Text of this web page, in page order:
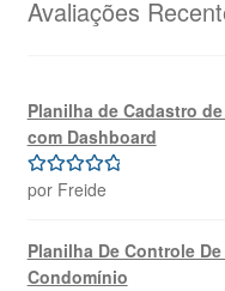
Avaliações
Planilha de Cadastro
com Dashboard
Avaliação5
por Freide
Planilha De Controle
Condomínio